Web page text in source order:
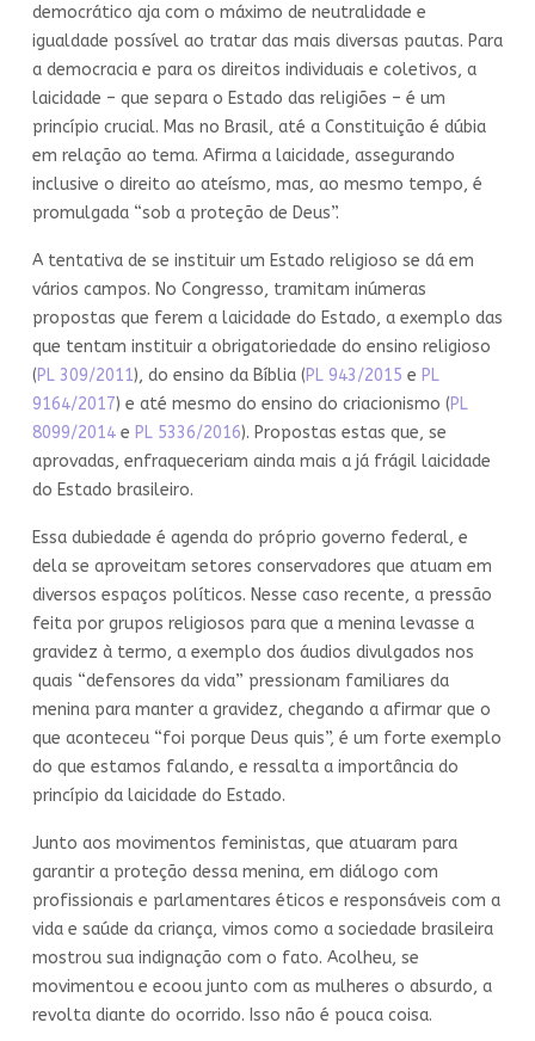
democrático aja com o máximo de neutralidade e
igualdade possível ao tratar das mais diversas pautas. Para
a democracia e para os direitos individuais e coletivos, a
laicidade – que separa o Estado das religiões – é um
princípio crucial. Mas no Brasil, até a Constituição é dúbia
em relação ao tema. Afirma a laicidade, assegurando
inclusive o direito ao ateísmo, mas, ao mesmo tempo, é
promulgada “sob a proteção de Deus”.
A tentativa de se instituir um Estado religioso se dá em
vários campos. No Congresso, tramitam inúmeras
propostas que ferem a laicidade do Estado, a exemplo das
que tentam instituir a obrigatoriedade do ensino religioso
(PL 309/2011), do ensino da Bíblia (PL 943/2015 e PL
9164/2017) e até mesmo do ensino do criacionismo (PL
8099/2014 e PL 5336/2016). Propostas estas que, se
aprovadas, enfraqueceriam ainda mais a já frágil laicidade
do Estado brasileiro.
Essa dubiedade é agenda do próprio governo federal, e
dela se aproveitam setores conservadores que atuam em
diversos espaços políticos. Nesse caso recente, a pressão
feita por grupos religiosos para que a menina levasse a
gravidez à termo, a exemplo dos áudios divulgados nos
quais “defensores da vida” pressionam familiares da
menina para manter a gravidez, chegando a afirmar que o
que aconteceu “foi porque Deus quis”, é um forte exemplo
do que estamos falando, e ressalta a importância do
princípio da laicidade do Estado.
Junto aos movimentos feministas, que atuaram para
garantir a proteção dessa menina, em diálogo com
profissionais e parlamentares éticos e responsáveis com a
vida e saúde da criança, vimos como a sociedade brasileira
mostrou sua indignação com o fato. Acolheu, se
movimentou e ecoou junto com as mulheres o absurdo, a
revolta diante do ocorrido. Isso não é pouca coisa.